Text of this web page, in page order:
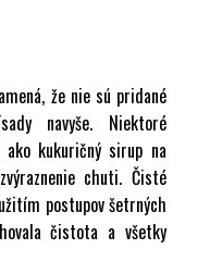
že nie sú pridané
navyše. Niektoré
ako kukuričný sirup na
chuti. Čisté
postupov šetrných
čistota a všetky